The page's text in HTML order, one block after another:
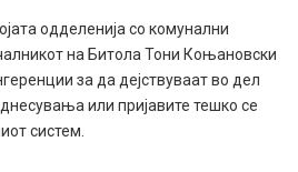
одделенија со комунални
на Битола Тони Коњановски
за да дејствуваат во дел
или пријавите тешко се
систем.